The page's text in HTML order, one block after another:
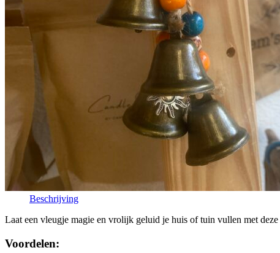
Beschrijving
Laat een vleugje magie en vrolijk geluid je huis of tuin vullen met deze
Voordelen: